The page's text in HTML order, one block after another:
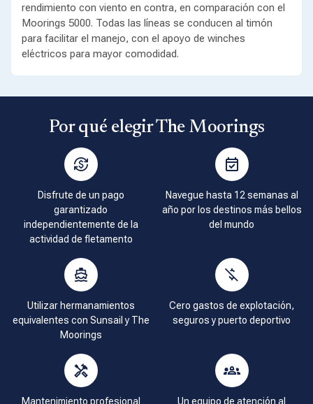
rendimiento con viento en contra, en comparación con el
Moorings 5000. Todas las líneas se conducen al timón
para facilitar el manejo, con el apoyo de winches
eléctricos para mayor comodidad.
Por qué elegir The Moorings
Disfrute de un pago
garantizado
independientemente de la
actividad de fletamento
Navegue hasta 12 semanas al
año por los destinos más bellos
del mundo
Utilizar hermanamientos
equivalentes con Sunsail y The
Moorings
Cero gastos de explotación,
seguros y puerto deportivo
Mantenimiento profesional Un equipo de atención al